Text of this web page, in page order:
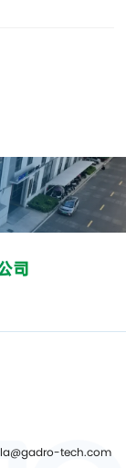
tech.com